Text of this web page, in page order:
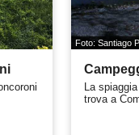
Foto: Santiago
La
trova a